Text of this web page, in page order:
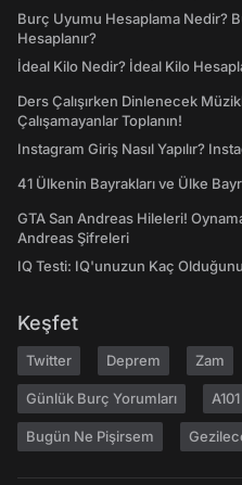
Burç Uyumu Hesaplama Nedir?
Hesaplanır?
İdeal Kilo Nedir? İdeal Kilo
Ders Çalışırken Dinlenecek
Çalışamayanlar Toplanın!
Instagram Giriş Nasıl Yapılır?
41 Ülkenin Bayrakları ve Ülke
GTA San Andreas Hileleri!
Andreas Şifreleri
IQ Testi: IQ'unuzun Kaç
Keşfet
Twitter Deprem Zam
Günlük Burç Yorumları A101
Bugün Ne Pişirsem